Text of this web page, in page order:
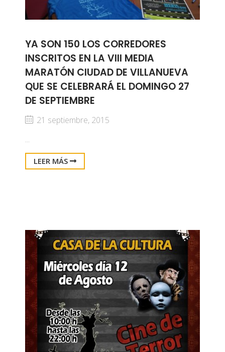
YA SON 150 LOS CORREDORES
INSCRITOS EN LA VIII MEDIA
MARATÓN CIUDAD DE VILLANUEVA
QUE SE CELEBRARÁ EL DOMINGO 27
DE SEPTIEMBRE
21 septiembre, 2015
...
LEER MÁS